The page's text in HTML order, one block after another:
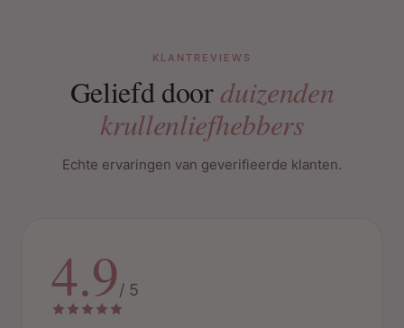
KLANTREVIEWS
Geliefd doorduizenden
krullenliefhebbers
Echte ervaringen van geverifieerde klanten.
4.9/ 5